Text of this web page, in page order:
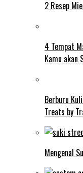
2 Resep
4 Tempat
Kamu akan
Berburu
Treats by
Mengenal